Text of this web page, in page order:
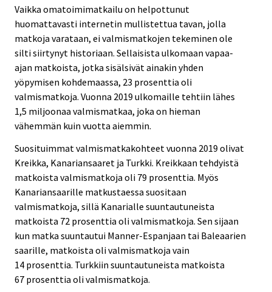
Vaikka omatoimimatkailu on helpottunut
huomattavasti internetin mullistettua tavan, jolla
matkoja varataan, ei valmismatkojen tekeminen ole
silti siirtynyt historiaan. Sellaisista ulkomaan vapaa-
ajan matkoista, jotka sisälsivät ainakin yhden
yöpymisen kohdemaassa, 23 prosenttia oli
valmismatkoja. Vuonna 2019 ulkomaille tehtiin lähes
1,5 miljoonaa valmismatkaa, joka on hieman
vähemmän kuin vuotta aiemmin.
Suosituimmat valmismatkakohteet vuonna 2019 olivat
Kreikka, Kanariansaaret ja Turkki. Kreikkaan tehdyistä
matkoista valmismatkoja oli 79 prosenttia. Myös
Kanariansaarille matkustaessa suositaan
valmismatkoja, sillä Kanarialle suuntautuneista
matkoista 72 prosenttia oli valmismatkoja. Sen sijaan
kun matka suuntautui Manner-Espanjaan tai Baleaarien
saarille, matkoista oli valmismatkoja vain
14 prosenttia. Turkkiin suuntautuneista matkoista
67 prosenttia oli valmismatkoja.